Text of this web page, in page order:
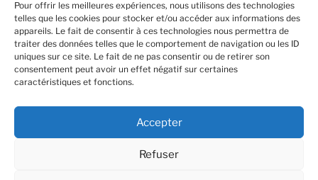
Pour offrir les meilleures expériences, nous utilisons des technologies
telles que les cookies pour stocker et/ou accéder aux informations des
appareils. Le fait de consentir à ces technologies nous permettra de
traiter des données telles que le comportement de navigation ou les ID
uniques sur ce site. Le fait de ne pas consentir ou de retirer son
consentement peut avoir un effet négatif sur certaines
caractéristiques et fonctions.
Accepter
Refuser
Mercredi: Fermé
Jeudi: 08:45-17h45
Vendredi: 08:45-17h45
Samedi: Fermé
Dimanche: Fermé